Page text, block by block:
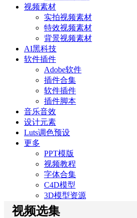
视频素材
实拍视频素材
特效视频素材
背景视频素材
AI黑科技
软件插件
Adobe软件
插件合集
软件插件
插件脚本
音乐音效
设计元素
Luts调色预设
更多
PPT模版
视频教程
字体合集
C4D模型
3D模型资源
视频选集